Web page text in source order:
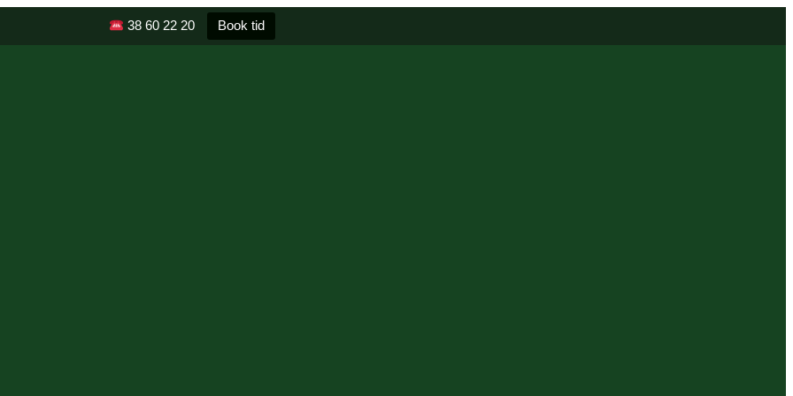
38 60 22 20
Book tid